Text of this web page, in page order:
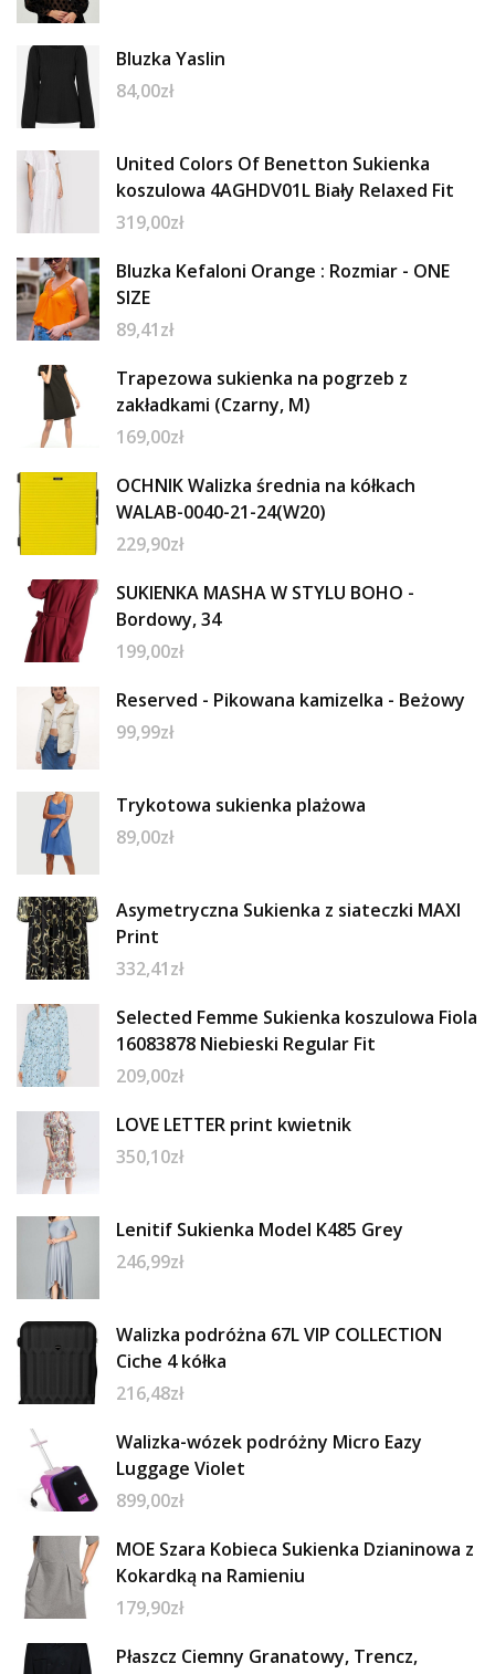
Bluzka Yaslin
84,00zł
United Colors Of Benetton Sukienka
koszulowa 4AGHDV01L Biały Relaxed Fit
319,00zł
Bluzka Kefaloni Orange : Rozmiar - ONE
SIZE
89,41zł
Trapezowa sukienka na pogrzeb z
zakładkami (Czarny, M)
169,00zł
OCHNIK Walizka średnia na kółkach
WALAB-0040-21-24(W20)
229,90zł
SUKIENKA MASHA W STYLU BOHO -
Bordowy, 34
199,00zł
Reserved - Pikowana kamizelka - Beżowy
99,99zł
Trykotowa sukienka plażowa
89,00zł
Asymetryczna Sukienka z siateczki MAXI
Print
332,41zł
Selected Femme Sukienka koszulowa Fiola
16083878 Niebieski Regular Fit
209,00zł
LOVE LETTER print kwietnik
350,10zł
Lenitif Sukienka Model K485 Grey
246,99zł
Walizka podróżna 67L VIP COLLECTION
Ciche 4 kółka
216,48zł
Walizka-wózek podróżny Micro Eazy
Luggage Violet
899,00zł
MOE Szara Kobieca Sukienka Dzianinowa z
Kokardką na Ramieniu
179,90zł
Płaszcz Ciemny Granatowy, Trencz,